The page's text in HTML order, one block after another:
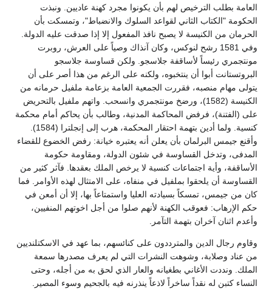
العامة بطلب الترخيص لهم بأن يكونوا مجرد كهنة عاديين. ونبذت
الحكومة "الكتاب الثاني لقواعد السلوك والانضباط"، وتمسكت بأن
الحرمان من الكنيسة لا يصبح نافذ المفعول إلا إذا صدقت عليه الدولة.
وفي 1581 رشح لنوكس، وكان آنذاك وصياً على العرش، روبرت
مونتجمري رئيساً لأساقفة جلاسجو. ولكن قساوسة جلاسجو
البروتستانت أبوا أن ينتخبوه، ولكنه على الرغم من هذا أصر على أن
يتولى مهام منصبه، فقررت الجمعية العامة بزعامة ملفيل حرمانه من
الكنيسة (1582)، ورضخ مونتجمري وانسحب. واتهم ملفيل بالتحريض
على (الفتنة)، فرفض المحاكمة المدنية، وطالب بأن يحاكم أمام محكمة
كنسية. ولما أدين بتهمة احتقار المحكمة، هرب إلى إنجلترا (1584).
وأقنع جيمس البرلمان بأن يعلن أنه يعتبره خيانة: رفض الخضوع للقضاء
المدفى، وتدخل القساوسة في شئون الدولة، ومقاومة حكومة
الأساقفة، وأية اجتماعات كنسية لا يرخص الملك بعقدها. فآثر كثير من
القساوسة أن يلحقوا بملفيل في منفاه، على الامتثال لهذه الأوامر. فما
كان من جيمس، تمسكاً بسيادته العليا واستمتاعاً بها، إلا أن أمعن في
حكم الإرهاب: فعوقب الكهنة لأنهم صلوا من أجل اخوتهم المنفيين،
وأعدم اثنان آخران بتهمة التآمر.
وقاوم رجال الدين والمترددون على كنائسهم، بما عهد في الاسكتلنديين
من عناد وصلابة، وشوهت النشرات التي لم يعرف مصدرها سمعة
الملك. ونددت الأغاني بطغيانه والعار الذي لحق به من أجله، وحتى
النساء كتبن له نقداً ساخراً لاذعاً ينذرنه فيه بالجحيم وسوء المصير.